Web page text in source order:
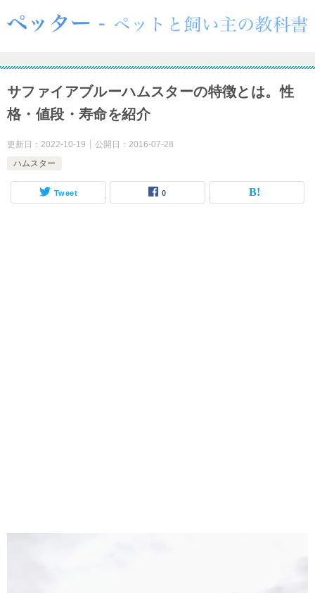
サファイアブルーハムスターの特徴とは。性
格・値段・寿命を紹介
更新日： 2022-10-19 公開日： 2016-07-28
ハムスター
Tweet 0